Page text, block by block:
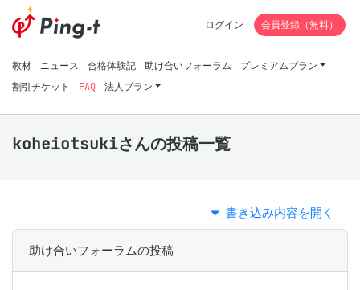
教材 ニュース 合格体験記 助け合いフォーラム
プレミアムプラン
割引チケット
FAQ 法人プラン
ログイン 会員登録（無料）
koheiotsukiさんの投稿一覧
書き込み内容を開く
助け合いフォーラムの投稿